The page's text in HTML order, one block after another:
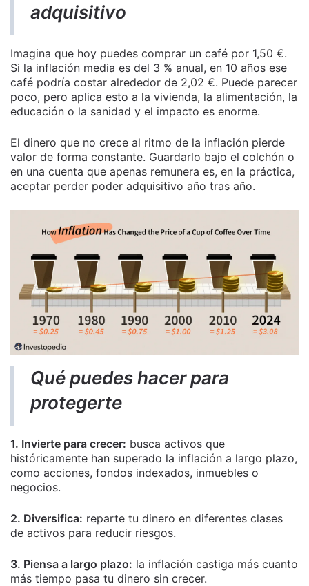
adquisitivo
Imagina que hoy puedes comprar un café por 1,50 €.
Si la inflación media es del 3 % anual, en 10 años ese
café podría costar alrededor de 2,02 €. Puede parecer
poco, pero aplica esto a la vivienda, la alimentación, la
educación o la sanidad y el impacto es enorme.
El dinero que no crece al ritmo de la inflación pierde
valor de forma constante. Guardarlo bajo el colchón o
en una cuenta que apenas remunera es, en la práctica,
aceptar perder poder adquisitivo año tras año.
Qué puedes hacer para
protegerte
1. Invierte para crecer: busca activos que
históricamente han superado la inflación a largo plazo,
como acciones, fondos indexados, inmuebles o
negocios.
2. Diversifica: reparte tu dinero en diferentes clases
de activos para reducir riesgos.
3. Piensa a largo plazo: la inflación castiga más cuanto
más tiempo pasa tu dinero sin crecer.